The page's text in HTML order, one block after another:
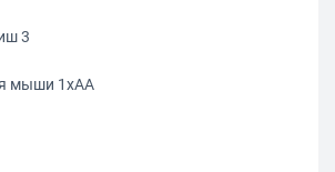
3
мыши 1xAA